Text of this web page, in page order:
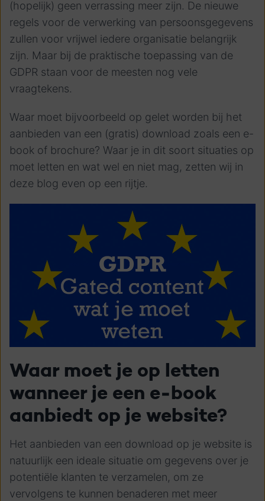
(hopelijk) geen verrassing meer zijn. De nieuwe
regels voor de verwerking van persoonsgegevens
zullen voor vrijwel iedere organisatie belangrijk
zijn. Maar bij de praktische toepassing van de
GDPR staan voor de meesten nog vele
vraagtekens.
Waar moet bijvoorbeeld op gelet worden bij het
aanbieden van een (gratis) download zoals een e-
book of brochure? Waar je in dit soort situaties op
moet letten en wat wel en niet mag, zetten wij in
deze blog even op een rijtje.
Waar moet je op letten
wanneer je een e-book
aanbiedt op je website?
Het aanbieden van een download op je website is
natuurlijk een ideale situatie om gegevens over je
potentiële klanten te verzamelen, om ze
vervolgens te kunnen benaderen met meer